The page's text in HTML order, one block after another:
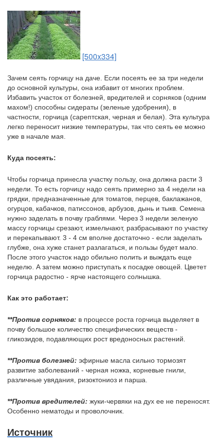
[500x334]
Зачем сеять горчицу на даче. Если посеять ее за три недели
до основной культуры, она избавит от многих проблем.
Избавить участок от болезней, вредителей и сорняков (одним
махом!) способны сидераты (зеленые удобрения), в
частности, горчица (сарептская, черная и белая). Эта культура
легко переносит низкие температуры, так что сеять ее можно
уже в начале мая.
Куда посеять:
Чтобы горчица принесла участку пользу, она должна расти 3
недели. То есть горчицу надо сеять примерно за 4 недели на
грядки, предназначенные для томатов, перцев, баклажанов,
огурцов, кабачков, патиссонов, арбузов, дынь и тыкв. Семена
нужно заделать в почву граблями. Через 3 недели зеленую
массу горчицы срезают, измельчают, разбрасывают по участку
и перекапывают. 3 - 4 см вполне достаточно - если заделать
глубже, она хуже станет разлагаться, и пользы будет мало.
После этого участок надо обильно полить и выждать еще
неделю. А затем можно приступать к посадке овощей. Цветет
горчица радостно - ярче настоящего солнышка.
Как это работает:
**Против сорняков: в процессе роста горчица выделяет в
почву большое количество специфических веществ -
гликозидов, подавляющих рост вредоносных растений.
**Против болезней: эфирные масла сильно тормозят
развитие заболеваний - черная ножка, корневые гнили,
различные увядания, ризоктониоз и парша.
**Против вредителей: жуки-червяки на дух ее не переносят.
Особенно нематоды и проволочник.
Источник